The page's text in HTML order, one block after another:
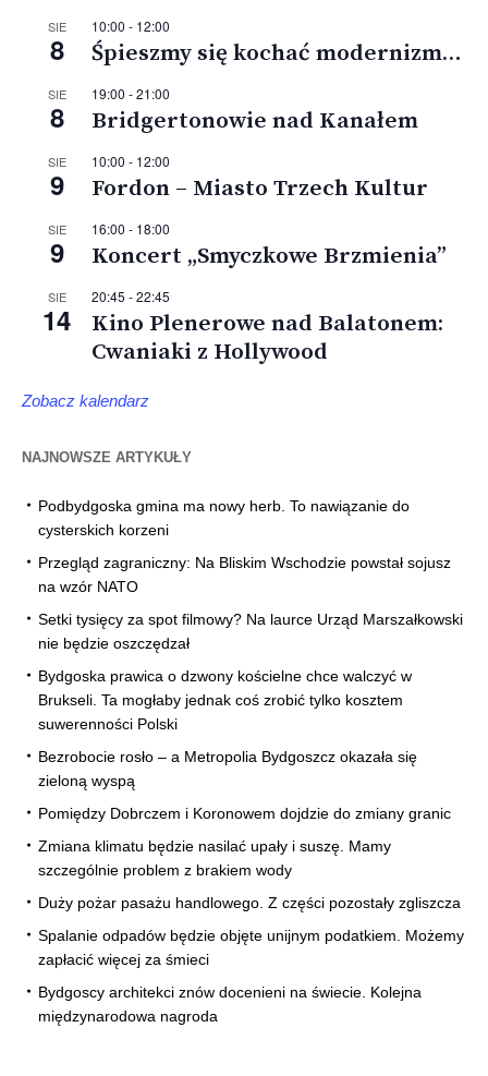
SIE
8
10:00 - 12:00
Śpieszmy się kochać modernizm…
SIE
8
19:00 -21:00
Bridgertonowie nad Kanałem
SIE
9
10:00 - 12:00
Fordon – Miasto Trzech Kultur
SIE
9
16:00 - 18:00
Koncert „Smyczkowe Brzmienia”
SIE
14
20:45 -22:45
Kino Plenerowe nad Balatonem:
Cwaniaki z Hollywood
Zobacz kalendarz
NAJNOWSZE ARTYKUŁY
Podbydgoska gmina ma nowy herb. To nawiązanie do
cysterskich korzeni
Przegląd zagraniczny: Na Bliskim Wschodzie powstał sojusz
na wzór NATO
Setki tysięcy za spot filmowy? Na laurce Urząd Marszałkowski
nie będzie oszczędzał
Bydgoska prawica o dzwony kościelne chce walczyć w
Brukseli. Ta mogłaby jednak coś zrobić tylko kosztem
suwerenności Polski
Bezrobocie rosło – a Metropolia Bydgoszcz okazała się
zieloną wyspą
Pomiędzy Dobrczem i Koronowem dojdzie do zmiany granic
Zmiana klimatu będzie nasilać upały i suszę. Mamy
szczególnie problem z brakiem wody
Duży pożar pasażu handlowego. Z części pozostały zgliszcza
Spalanie odpadów będzie objęte unijnym podatkiem. Możemy
zapłacić więcej za śmieci
Bydgoscy architekci znów docenieni na świecie. Kolejna
międzynarodowa nagroda